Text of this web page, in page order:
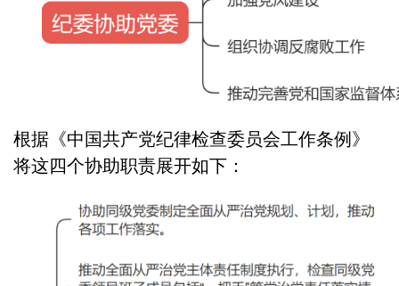
根据《中国共产党纪律检查委员会工作条例》
将这四个协助职责展开如下：